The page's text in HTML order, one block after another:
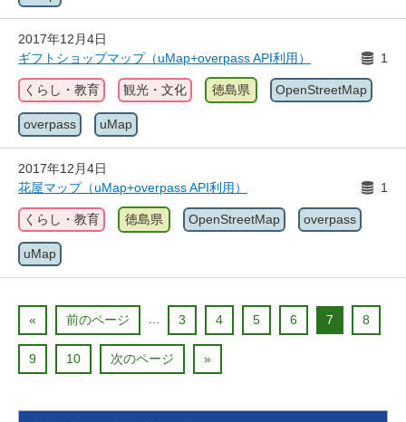
2017年12月4日
ギフトショップマップ（uMap+overpass API利用）
1
くらし・教育 観光・文化 徳島県 OpenStreetMap
overpass uMap
2017年12月4日
花屋マップ（uMap+overpass API利用）
1
くらし・教育 徳島県 OpenStreetMap overpass
uMap
« 前のページ ... 3 4 5 6 7 8
9 10 次のページ »